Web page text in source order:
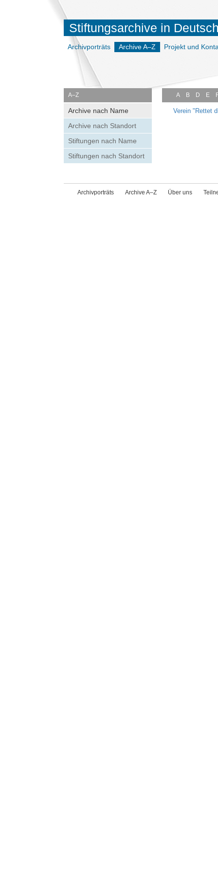
Stiftungsarchive in
Archivporträts Archive A–Z Projekt und
A–Z
Archive nach Name
Archive nach Standort
Stiftungen nach Name
Stiftungen nach Standort
A B D E
Verein "Rettet
Archivporträts Archive A–Z Über uns